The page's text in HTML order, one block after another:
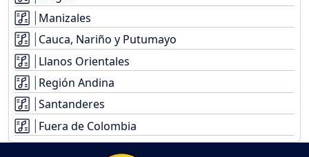
Manizales
Cauca, Nariño y Putumayo
Llanos Orientales
Región Andina
Santanderes
Fuera de Colombia